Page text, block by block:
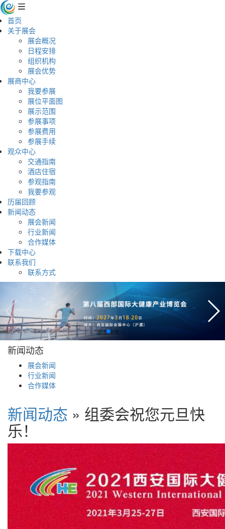
首页
关于展会
展会概况
日程安排
组织机构
展会优势
展商中心
我要参展
展位平面图
展示范围
参展事项
参展费用
参展手续
观众中心
交通指南
酒店住宿
参观指南
我要参观
历届回顾
新闻动态
展会新闻
行业新闻
合作媒体
下载中心
联系我们
联系方式
新闻动态
展会新闻
行业新闻
合作媒体
新闻动态 » 组委会祝您元旦快
乐！